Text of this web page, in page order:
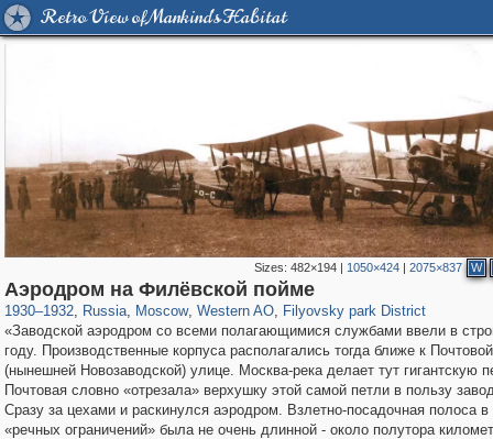
Retro View of Mankind's Habitat
Sizes:482×194 | 1050×424 |2075×837 W
Аэродром на Филёвской пойме
1930–1932, Russia
1,406,942 29,248
, Moscow
319,861 8,286
, Western AO
27,129 310
, Filyovsky park District
2,475
«Заводской аэродром со всеми полагающимися службами ввели в
году. Производственные корпуса располагались тогда ближе к Почтовой
(нынешней Новозаводской) улице. Москва-река делает тут гигантскую
Почтовая словно «отрезала» верхушку этой самой петли в пользу
Сразу за цехами и раскинулся аэродром. Взлетно-посадочная полоса в
«речных ограничений» была не очень длинной - около полутора